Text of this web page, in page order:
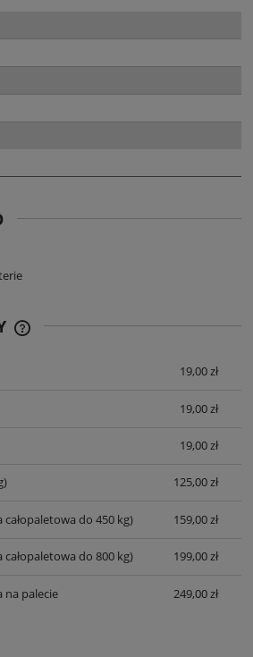
19,00 zł
19,00 zł
19,00 zł
125,00 zł
całopaletowa do 450 kg) 159,00 zł
całopaletowa do 800 kg) 199,00 zł
na palecie
249,00 zł